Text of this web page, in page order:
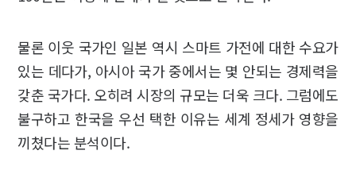
물론 이웃 국가인 일본 역시 스마트 가전에 대한 수요가
있는 데다가, 아시아 국가 중에서는 몇 안되는 경제력을
갖춘 국가다. 오히려 시장의 규모는 더욱 크다. 그럼에도
불구하고 한국을 우선 택한 이유는 세계 정세가 영향을
끼쳤다는 분석이다.